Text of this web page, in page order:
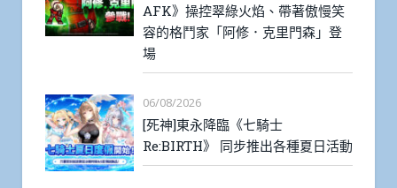
AFK》操控翠綠火焰、帶著傲慢笑
容的格鬥家「阿修．克里門森」登
場
06/08/2026
[死神]東永降臨《七騎士
Re:BIRTH》 同步推出各種夏日活動